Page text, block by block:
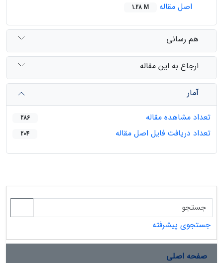
اصل مقاله
1.28 M
هم رسانی
ارجاع به این مقاله
آمار
تعداد مشاهده مقاله
286
تعداد دریافت فایل اصل مقاله 204
جستجوی پیشرفته
صفحه اصلی